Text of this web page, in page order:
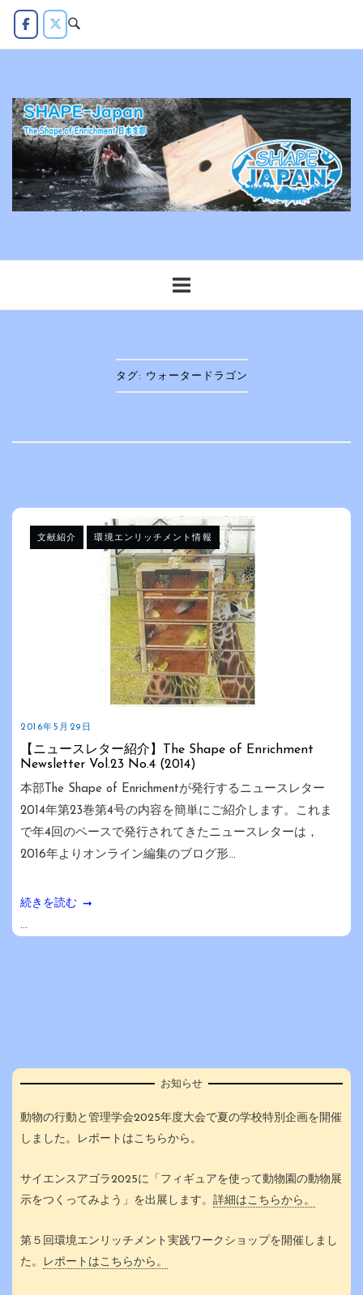
タグ: ウォータードラゴン
文献紹介 環境エンリッチメント情報
2016年5月29日
【ニュースレター紹介】The Shape of Enrichment
Newsletter Vol.23 No.4 (2014)
本部The Shape of Enrichmentが発行するニュースレター
2014年第23巻第4号の内容を簡単にご紹介します。これま
で年4回のペースで発行されてきたニュースレターは，
2016年よりオンライン編集のブログ形...
続きを読む
...
お知らせ
動物の行動と管理学会2025年度大会で夏の学校特別企画を開催
しました。レポートはこちらから。
サイエンスアゴラ2025に「フィギュアを使って動物園の動物展
示をつくってみよう」を出展します。 詳細はこちらから。
第５回環境エンリッチメント実践ワークショップを開催しまし
た。
レポートはこちらから。